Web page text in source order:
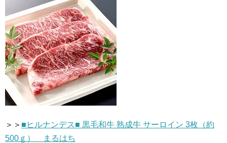
＞＞ ■ヒルナンデス■ 黒毛和牛 熟成牛 サーロイン 3枚（約
500ｇ） まるはち